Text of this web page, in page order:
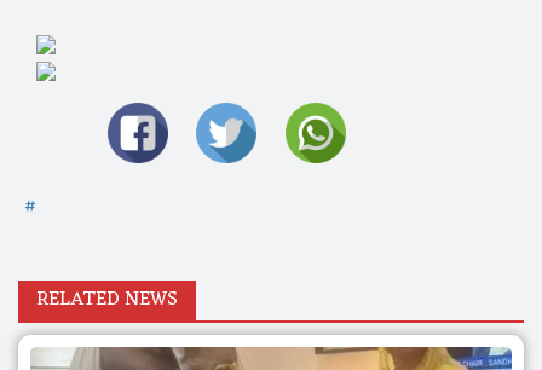
#
RELATED NEWS